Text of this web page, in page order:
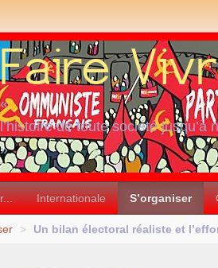
«
l’histoire de toute société jusqu’à
»
Internationale S’organiser
> Un bilan électoral réaliste et